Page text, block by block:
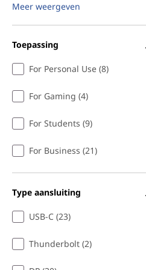
Meer weergeven
Toepassing
For Personal Use (8)
For Gaming (4)
For Students (9)
For Business (21)
Type aansluiting
USB-C (23)
Thunderbolt (2)